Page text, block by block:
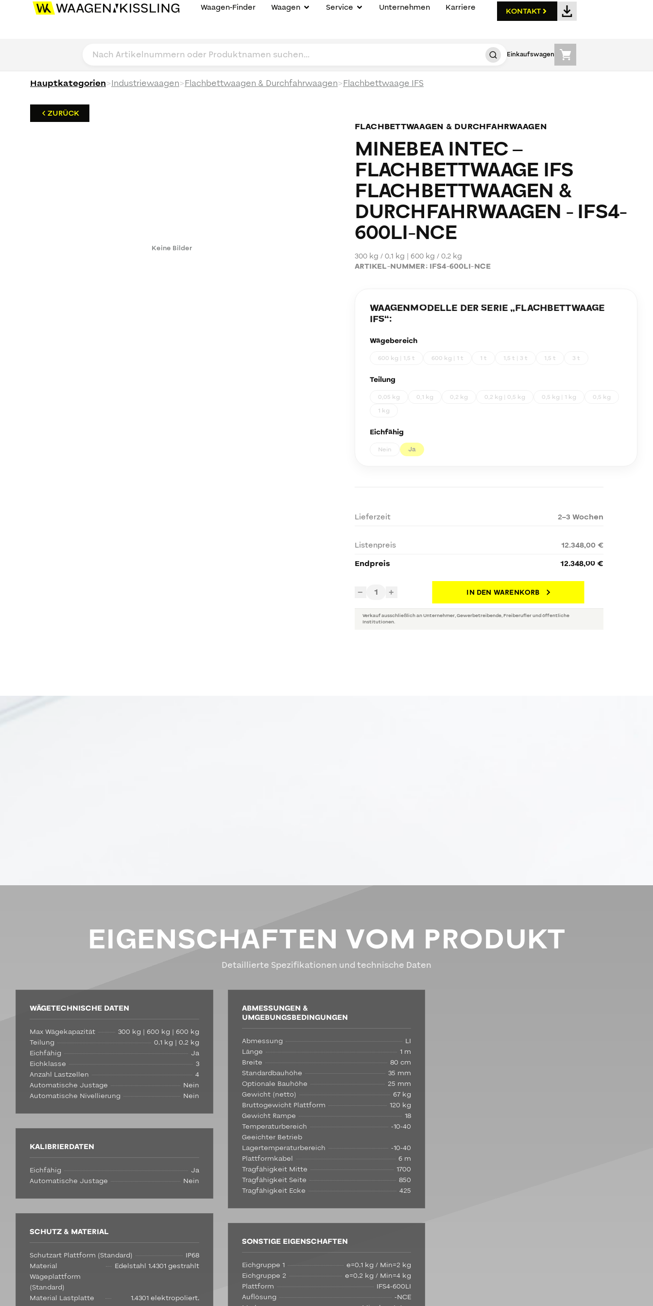
Waagen-Finder Waagen Service Unternehmen Karriere KONTAKT
Einkaufswagen
Hauptkategorien>Industriewaagen>Flachbettwaagen & Durchfahrwaagen>Flachbettwaage IFS
ZURÜCK
Keine Bilder
FLACHBETTWAAGEN & DURCHFAHRWAAGEN
MINEBEA INTEC –
FLACHBETTWAAGE IFS
FLACHBETTWAAGEN &
DURCHFAHRWAAGEN - IFS4-
600LI-NCE
300 kg / 0,1 kg | 600 kg / 0,2 kg
ARTIKEL-NUMMER: IFS4-600LI-NCE
WAAGENMODELLE DER SERIE „FLACHBETTWAAGE
IFS“:
Wägebereich
600 kg | 1,5 t 600 kg | 1 t 1 t 1,5 t | 3 t 1,5 t 3 t
Teilung
0,05 kg 0,1 kg 0,2 kg 0,2 kg | 0,5 kg 0,5 kg | 1 kg
0,5 kg
1 kg
Eichfähig
Nein Ja
Lieferzeit 2–3 Wochen
Listenpreis
12.348,00 €
Endpreis
12.348,00 €
− 1 + IN DEN WARENKORB
Verkauf ausschließlich an Unternehmer, Gewerbetreibende, Freiberufler und öffentliche
Institutionen.
EIGENSCHAFTEN VOM PRODUKT
Detaillierte Spezifikationen und technische Daten
WÄGETECHNISCHE DATEN
Max Wägekapazität
300 kg | 600 kg | 600 kg
Teilung
0,1 kg | 0,2 kg
Eichfähig
Ja
Eichklasse
3
Anzahl Lastzellen
4
Automatische Justage
Nein
Automatische Nivellierung
Nein
KALIBRIERDATEN
Eichfähig
Ja
Automatische Justage
Nein
SCHUTZ & MATERIAL
Schutzart Plattform (Standard)
IP68
Material
Wägeplattform
(Standard)
Edelstahl 1.4301 gestrahlt
Material Lastplatte
1.4301 elektropoliert,
ABMESSUNGEN &
UMGEBUNGSBEDINGUNGEN
Abmessung
LI
Länge
1 m
Breite
80 cm
Standardbauhöhe
35 mm
Optionale Bauhöhe
25 mm
Gewicht (netto)
67 kg
Bruttogewicht Plattform
120 kg
Gewicht Rampe
18
Temperaturbereich
Geeichter Betrieb
-10-40
Lagertemperaturbereich
-10-40
Plattformkabel
6 m
Tragfähigkeit Mitte
1700
Tragfähigkeit Seite
850
Tragfähigkeit Ecke
425
SONSTIGE EIGENSCHAFTEN
Eichgruppe 1
e=0,1 kg / Min=2 kg
Eichgruppe 2
e=0,2 kg / Min=4 kg
Plattform
IFS4-600LI
Auflösung
-NCE